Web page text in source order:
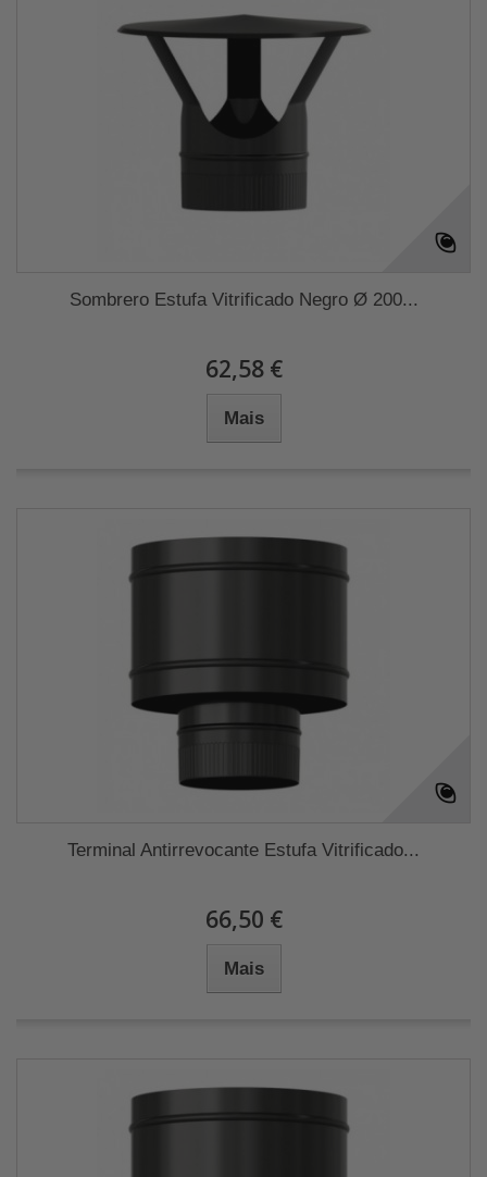
Sombrero Estufa Vitrificado Negro Ø 200...
62,58 €
Mais
Terminal Antirrevocante Estufa Vitrificado...
66,50 €
Mais